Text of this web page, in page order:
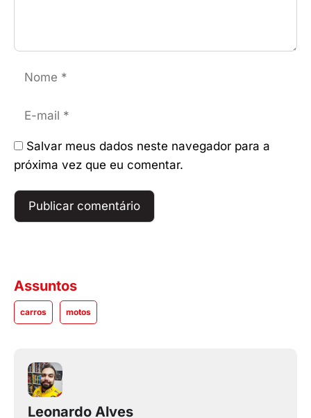
mail
Salvar meus dados neste navegador para a
próxima vez que eu comentar.
Assuntos
carros motos
Leonardo Alves